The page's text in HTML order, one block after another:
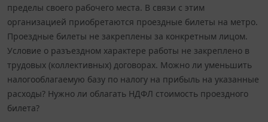
пределы своего рабочего места. В связи с этим
организацией приобретаются проездные билеты на метро.
Проездные билеты не закреплены за конкретным лицом.
Условие о разъездном характере работы не закреплено в
трудовых (коллективных) договорах. Можно ли уменьшить
налогооблагаемую базу по налогу на прибыль на указанные
расходы? Нужно ли облагать НДФЛ стоимость проездного
билета?